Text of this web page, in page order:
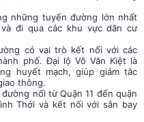
những tuyến đường lớn nhất
đi qua các khu vực dân cư
có vai trò kết nối với các
phố. Đại lộ Võ Văn Kiệt là
huyết mạch, giúp giảm tắc
thông.
đường nối từ Quận 11 đến quận
Thới và kết nối với sân bay